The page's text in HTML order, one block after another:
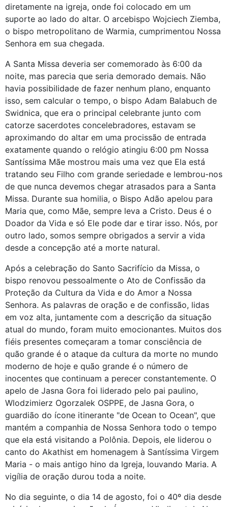
diretamente na igreja, onde foi colocado em um
suporte ao lado do altar. O arcebispo Wojciech Ziemba,
o bispo metropolitano de Warmia, cumprimentou Nossa
Senhora em sua chegada.
A Santa Missa deveria ser comemorado às 6:00 da
noite, mas parecia que seria demorado demais. Não
havia possibilidade de fazer nenhum plano, enquanto
isso, sem calcular o tempo, o bispo Adam Balabuch de
Swidnica, que era o principal celebrante junto com
catorze sacerdotes concelebradores, estavam se
aproximando do altar em uma procissão de entrada
exatamente quando o relógio atingiu 6:00 pm Nossa
Santíssima Mãe mostrou mais uma vez que Ela está
tratando seu Filho com grande seriedade e lembrou-nos
de que nunca devemos chegar atrasados para a Santa
Missa. Durante sua homilia, o Bispo Adão apelou para
Maria que, como Mãe, sempre leva a Cristo. Deus é o
Doador da Vida e só Ele pode dar e tirar isso. Nós, por
outro lado, somos sempre obrigados a servir a vida
desde a concepção até a morte natural.
Após a celebração do Santo Sacrifício da Missa, o
bispo renovou pessoalmente o Ato de Confissão da
Proteção da Cultura da Vida e do Amor a Nossa
Senhora. As palavras de oração e de confissão, lidas
em voz alta, juntamente com a descrição da situação
atual do mundo, foram muito emocionantes. Muitos dos
fiéis presentes começaram a tomar consciência de
quão grande é o ataque da cultura da morte no mundo
moderno de hoje e quão grande é o número de
inocentes que continuam a perecer constantemente. O
apelo de Jasna Gora foi liderado pelo pai paulino,
Wlodzimierz Ogorzalek OSPPE, de Jasna Gora, o
guardião do ícone itinerante "de Ocean to Ocean", que
mantém a companhia de Nossa Senhora todo o tempo
que ela está visitando a Polônia. Depois, ele liderou o
canto do Akathist em homenagem à Santíssima Virgem
Maria - o mais antigo hino da Igreja, louvando Maria. A
vigília de oração durou toda a noite.
No dia seguinte, o dia 14 de agosto, foi o 40º dia desde